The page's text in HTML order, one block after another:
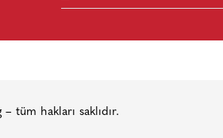
tüm hakları saklıdır.